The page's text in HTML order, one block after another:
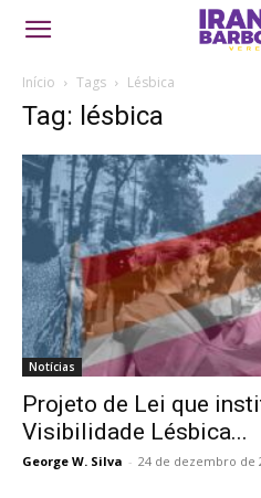
Início Tags Lésbica
Tag: lésbica
Notícias
Projeto de Lei que
Visibilidade Lésbica...
George W. Silva - 24 de dezembro de